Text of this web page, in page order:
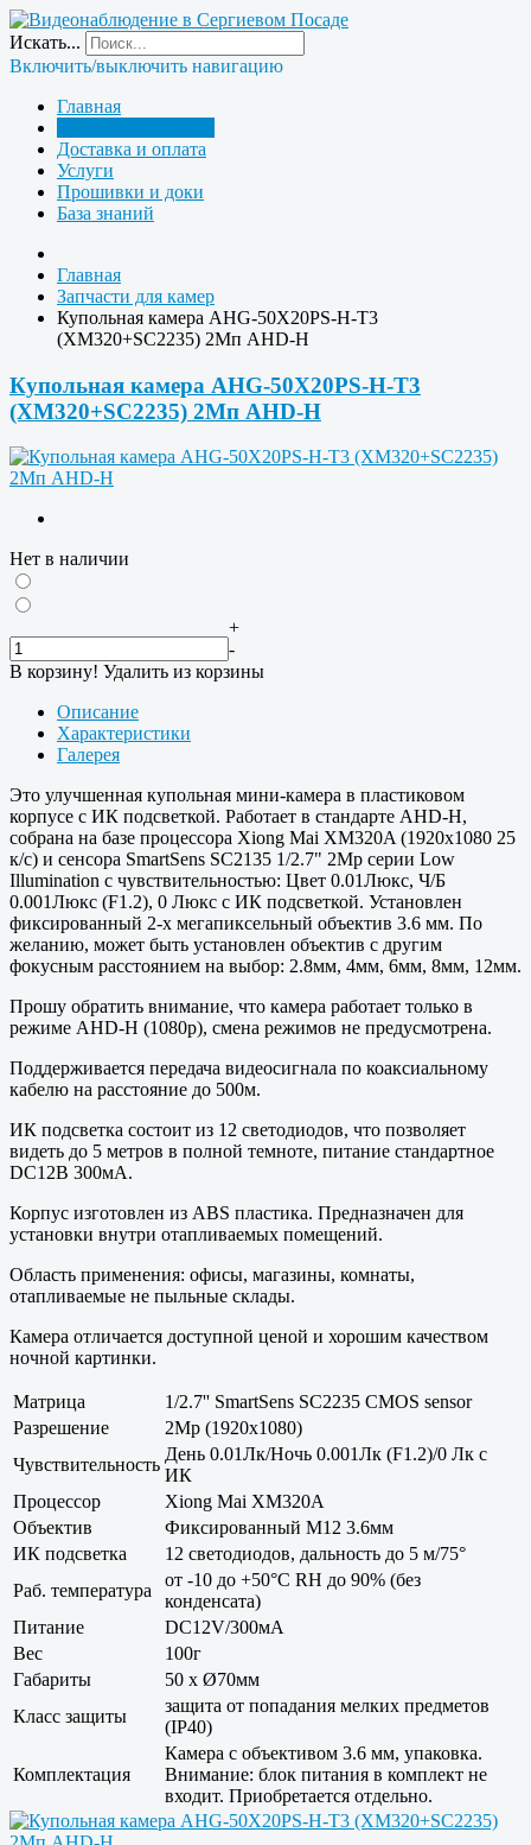
Искать...
Включить/выключить навигацию
Главная
Доставка и оплата
Услуги
Прошивки и доки
База знаний
Главная
Запчасти для камер
Купольная камера AHG-50X20PS-H-T3
(XM320+SC2235) 2Мп AHD-H
Купольная камера AHG-50X20PS-H-T3
(XM320+SC2235) 2Мп AHD-H
Нет в наличии
+
-
В корзину! Удалить из корзины
Описание
Характеристики
Галерея
Это улучшенная купольная мини-камера в пластиковом
корпусе с ИК подсветкой. Работает в стандарте AHD-H,
собрана на базе процессора Xiong Mai XM320A (1920х1080 25
к/с) и сенсора SmartSens SC2135 1/2.7" 2Mp серии Low
Illumination с чувствительностью: Цвет 0.01Люкс, Ч/Б
0.001Люкс (F1.2), 0 Люкс с ИК подсветкой. Установлен
фиксированный 2-х мегапиксельный объектив 3.6 мм. По
желанию, может быть установлен объектив с другим
фокусным расстоянием на выбор: 2.8мм, 4мм, 6мм, 8мм, 12мм.
Прошу обратить внимание, что камера работает только в
режиме AHD-H (1080p), смена режимов не предусмотрена.
Поддерживается передача видеосигнала по коаксиальному
кабелю на расстояние до 500м.
ИК подсветка состоит из 12 светодиодов, что позволяет
видеть до 5 метров в полной темноте, питание стандартное
DC12В 300мА.
Корпус изготовлен из ABS пластика. Предназначен для
установки внутри отапливаемых помещений.
Область применения: офисы, магазины, комнаты,
отапливаемые не пыльные склады.
Камера отличается доступной ценой и хорошим качеством
ночной картинки.
Матрица
1/2.7'' SmartSens SC2235 CMOS sensor
Разрешение
2Mp (1920x1080)
Чувствительность
День 0.01Лк/Ночь 0.001Лк (F1.2)/0 Лк с
ИК
Процессор
Xiong Mai XM320A
Объектив
Фиксированный M12 3.6мм
ИК подсветка
12 светодиодов, дальность до 5 м/75°
Раб. температура
от -10 до +50°С RH до 90% (без
конденсата)
Питание
DC12V/300мА
Вес
100г
Габариты
50 x Ø70мм
Класс защиты
защита от попадания мелких предметов
(IP40)
Комплектация
Камера с объективом 3.6 мм, упаковка.
Внимание: блок питания в комплект не
входит. Приобретается отдельно.